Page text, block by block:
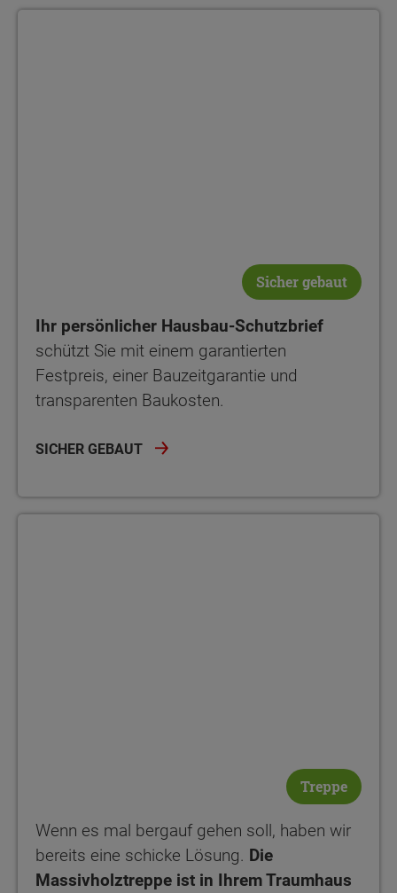
Sicher gebaut
Ihr persönlicher Hausbau-Schutzbrief
schützt Sie mit einem garantierten
Festpreis, einer Bauzeitgarantie und
transparenten Baukosten.
SICHER GEBAUT
Treppe
Wenn es mal bergauf gehen soll, haben wir
bereits eine schicke Lösung. Die
Massivholztreppe ist in Ihrem Traumhaus